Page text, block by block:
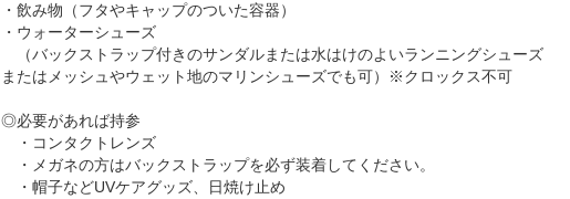
・飲み物（フタやキャップのついた容器）
・ウォーターシューズ
（バックストラップ付きのサンダルまたは水はけのよいランニングシューズ
またはメッシュやウェット地のマリンシューズでも可）※クロックス不可
◎必要があれば持参
・コンタクトレンズ
・メガネの方はバックストラップを必ず装着してください。
・帽子などUVケアグッズ、日焼け止め